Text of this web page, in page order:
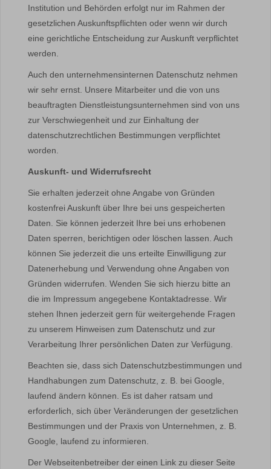
Institution und Behörden erfolgt nur im Rahmen der
gesetzlichen Auskunftspflichten oder wenn wir durch
eine gerichtliche Entscheidung zur Auskunft verpflichtet
werden.
Auch den unternehmensinternen Datenschutz nehmen
wir sehr ernst. Unsere Mitarbeiter und die von uns
beauftragten Dienstleistungsunternehmen sind von uns
zur Verschwiegenheit und zur Einhaltung der
datenschutzrechtlichen Bestimmungen verpflichtet
worden.
Auskunft- und Widerrufsrecht
Sie erhalten jederzeit ohne Angabe von Gründen
kostenfrei Auskunft über Ihre bei uns gespeicherten
Daten. Sie können jederzeit Ihre bei uns erhobenen
Daten sperren, berichtigen oder löschen lassen. Auch
können Sie jederzeit die uns erteilte Einwilligung zur
Datenerhebung und Verwendung ohne Angaben von
Gründen widerrufen. Wenden Sie sich hierzu bitte an
die im Impressum angegebene Kontaktadresse. Wir
stehen Ihnen jederzeit gern für weitergehende Fragen
zu unserem Hinweisen zum Datenschutz und zur
Verarbeitung Ihrer persönlichen Daten zur Verfügung.
Beachten sie, dass sich Datenschutzbestimmungen und
Handhabungen zum Datenschutz, z. B. bei Google,
laufend ändern können. Es ist daher ratsam und
erforderlich, sich über Veränderungen der gesetzlichen
Bestimmungen und der Praxis von Unternehmen, z. B.
Google, laufend zu informieren.
Der Webseitenbetreiber der einen Link zu dieser Seite